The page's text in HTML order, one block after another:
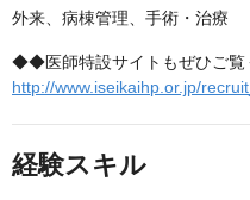
外来、病棟管理、手術・治療
◆◆医師特設サイトもぜひご
http://www.iseikaihp.or.jp/
経験スキル